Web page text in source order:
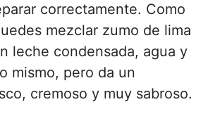
correctamente. Como
mezclar zumo de lima
leche condensada, agua y
mismo, pero da un
cremoso y muy sabroso.